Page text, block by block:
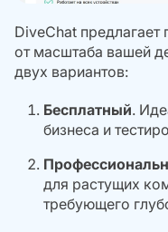
DiveChat предлагает
от масштаба вашей
двух вариантов:
Бесплатный.
бизнеса и
для растущих
требующего